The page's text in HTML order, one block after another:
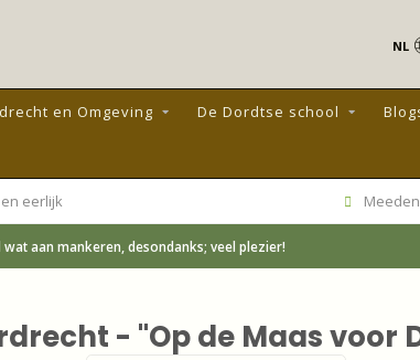
NL
en Omgeving De Dordtse school
eerlijk
aan mankeren, desondanks; veel plezier!
- "Op de Maas voor